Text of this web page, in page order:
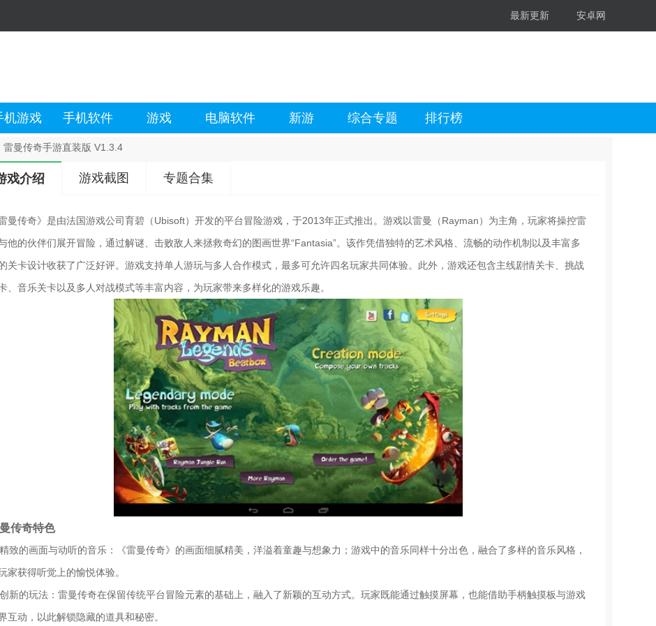
最新更新 安卓网
机游戏 手机软件 游戏 电脑软件 新游 综合专题 排行榜
雷曼传奇手游直装版 V1.3.4
戏介绍 游戏截图 专题合集
雷曼传奇》是由法国游戏公司育碧（Ubisoft）开发的平台冒险游戏，于2013年正式推出。游戏以雷曼（Rayman）为主角，玩家将操控雷
他的伙伴们展开冒险，通过解谜、击败敌人来拯救奇幻的图画世界“Fantasia”。该作凭借独特的艺术风格、流畅的动作机制以及丰富多
关卡设计收获了广泛好评。游戏支持单人游玩与多人合作模式，最多可允许四名玩家共同体验。此外，游戏还包含主线剧情关卡、挑战
、音乐关卡以及多人对战模式等丰富内容，为玩家带来多样化的游戏乐趣。
传奇特色
致的画面与动听的音乐：《雷曼传奇》的画面细腻精美，洋溢着童趣与想象力；游戏中的音乐同样十分出色，融合了多样的音乐风格，
家获得听觉上的愉悦体验。
新的玩法：雷曼传奇在保留传统平台冒险元素的基础上，融入了新颖的互动方式。玩家既能通过触摸屏幕，也能借助手柄触摸板与游戏
互动，以此解锁隐藏的道具和秘密。